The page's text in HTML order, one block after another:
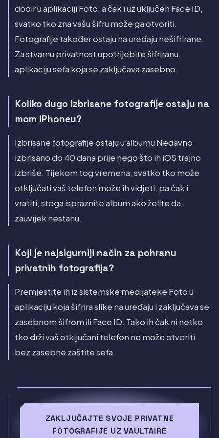
dodir u aplikaciji Foto, a čak i uz uključen Face ID,
svatko tko zna vašu šifru može ga otvoriti.
Fotografije također ostaju na uređaju nešifrirane.
Za stvarnu privatnost upotrijebite šifriranu
aplikaciju sefa koja se zaključava zasebno.
Koliko dugo izbrisane fotografije ostaju na
mom iPhoneu?
Izbrisane fotografije ostaju u albumu Nedavno
izbrisano do 40 dana prije nego što ih iOS trajno
izbriše. Tijekom tog vremena, svatko tko može
otključati vaš telefon može ih vidjeti, pa čak i
vratiti, stoga ispraznite album ako želite da
zauvijek nestanu.
Koji je najsigurniji način za pohranu
privatnih fotografija?
Premjestite ih iz sistemske medijateke Foto u
aplikaciju koja šifrira slike na uređaju i zaključava se
zasebnom šifrom ili Face ID. Tako ih čak ni netko
tko drži vaš otključani telefon ne može otvoriti
bez zasebne zaštite sefa.
ZAKLJUČAJTE SVOJE PRIVATNE
FOTOGRAFIJE UZ VAULTAIRE